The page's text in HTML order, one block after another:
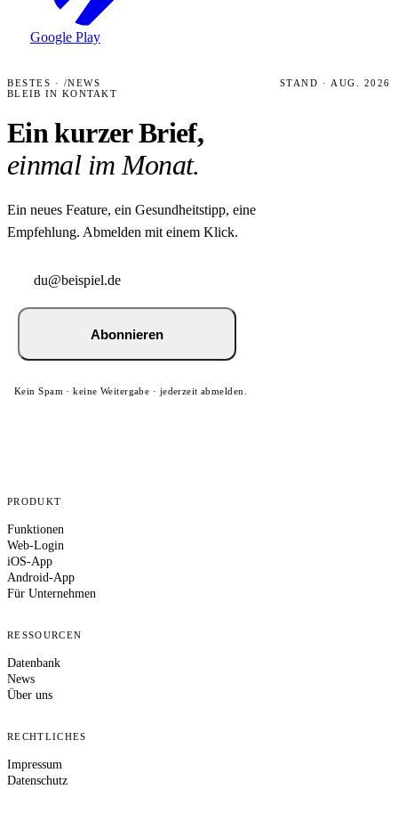
Google Play
BESTES · /NEWS
STAND · AUG. 2026
BLEIB IN KONTAKT
Ein kurzer Brief,
einmal im Monat.
Ein neues Feature, ein Gesundheitstipp, eine
Empfehlung. Abmelden mit einem Klick.
Abonnieren
Kein Spam · keine Weitergabe · jederzeit abmelden.
PRODUKT
Funktionen
Web-Login
iOS-App
Android-App
Für Unternehmen
RESSOURCEN
Datenbank
News
Über uns
RECHTLICHES
Impressum
Datenschutz